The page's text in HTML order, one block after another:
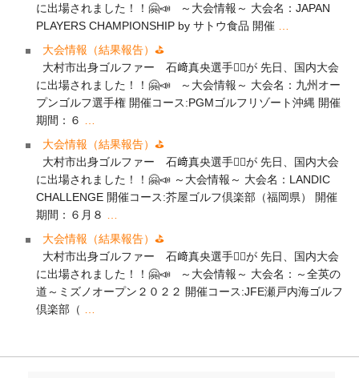
に出場されました！！🤗📣 ～大会情報～ 大会名：JAPAN
PLAYERS CHAMPIONSHIP by サトウ食品 開催
大会情報（結果報告）⛳
大村市出身ゴルファー 石﨑真央選手🏌️‍♂️が 先日、国内大会
に出場されました！！🤗📣 ～大会情報～ 大会名：九州オー
プンゴルフ選手権 開催コース:PGMゴルフリゾート沖縄 開催
期間：６
大会情報（結果報告）⛳
大村市出身ゴルファー 石﨑真央選手🏌️‍♂️が 先日、国内大会
に出場されました！！🤗📣 ～大会情報～ 大会名：LANDIC
CHALLENGE 開催コース:芥屋ゴルフ倶楽部（福岡県） 開催
期間：６月８
大会情報（結果報告）⛳
大村市出身ゴルファー 石﨑真央選手🏌️‍♂️が 先日、国内大会
に出場されました！！🤗📣 ～大会情報～ 大会名：～全英の
道～ミズノオープン２０２２ 開催コース:JFE瀬戸内海ゴルフ
倶楽部（